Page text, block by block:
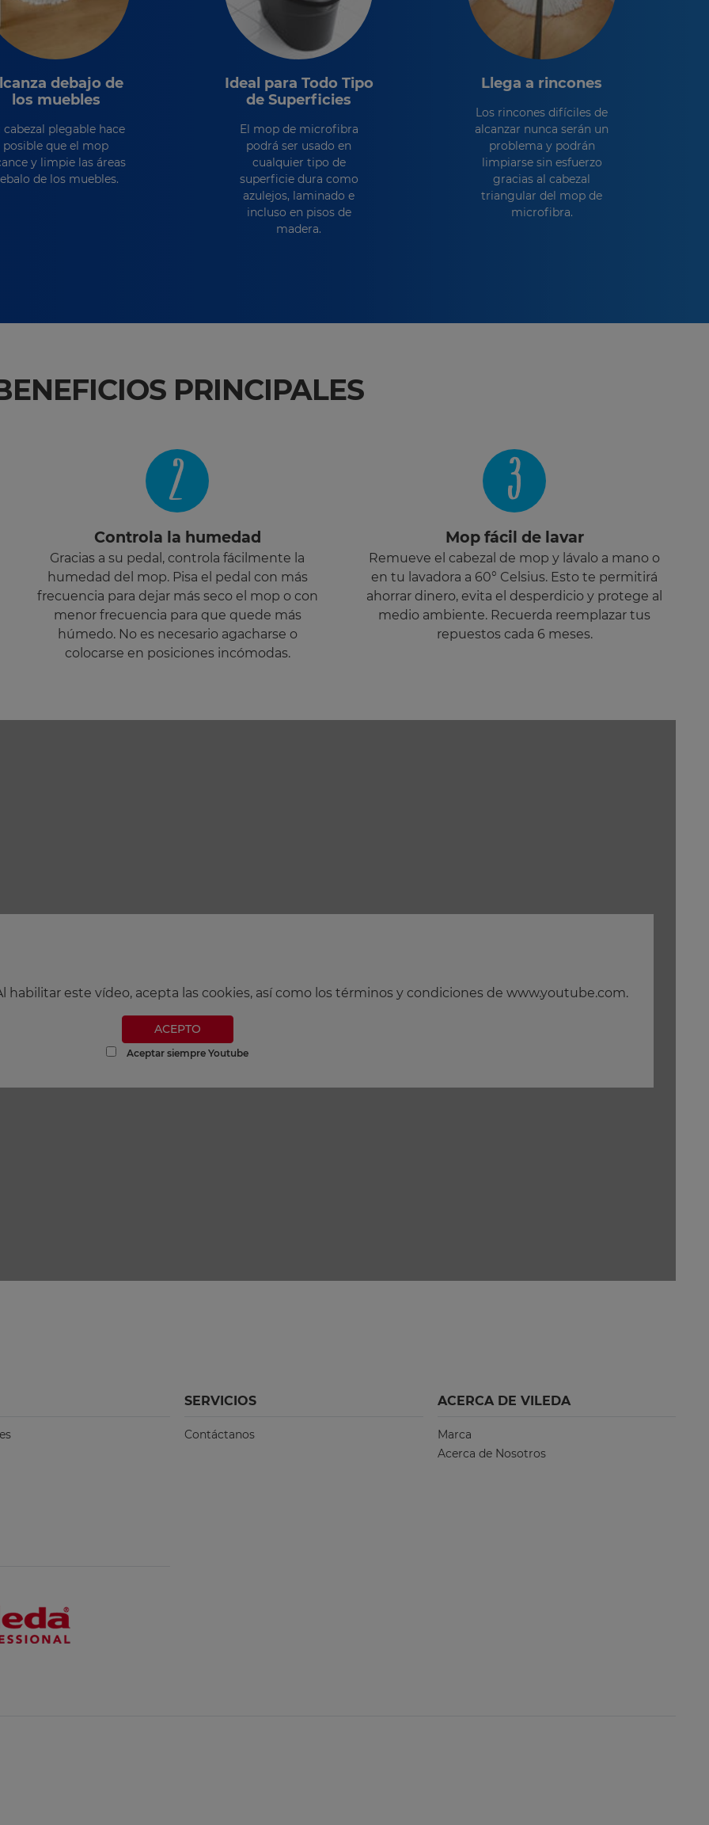
debajo de
los muebles
cabezal plegable hace
posible que el mop
y limpie las áreas
de los muebles.
Ideal para Todo Tipo
de Superficies
El mop de microfibra
podrá ser usado en
cualquier tipo de
superficie dura como
azulejos, laminado e
incluso en pisos de
madera.
Llega a rincones
Los rincones difíciles de
alcanzar nunca serán un
problema y podrán
limpiarse sin esfuerzo
gracias al cabezal
triangular del mop de
microfibra.
PRINCIPALES
2
Controla la humedad
Gracias a su pedal, controla fácilmente la
humedad del mop. Pisa el pedal con más
frecuencia para dejar más seco el mop o con
menor frecuencia para que quede más
húmedo. No es necesario agacharse o
colocarse en posiciones incómodas.
3
Mop fácil de lavar
Remueve el cabezal de mop y lávalo a mano o
en tu lavadora a 60° Celsius. Esto te permitirá
ahorrar dinero, evita el desperdicio y protege al
medio ambiente. Recuerda reemplazar tus
repuestos cada 6 meses.
habilitar este vídeo, acepta las cookies, así como los términos y condiciones de www.youtube.com.
ACEPTO
Aceptar siempre Youtube
SERVICIOS
Contáctanos
ACERCA DE VILEDA
Marca
Acerca de Nosotros